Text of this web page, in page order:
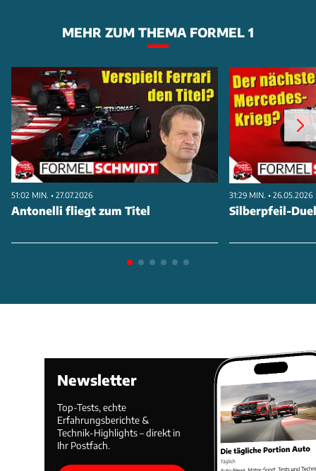
MEHR ZUM THEMA FORMEL 1
51:02 MIN. • 27.07.2026
Antonelli fliegt zum Titel
31:29 MIN. • 26.05.2026
Silberpfeil-
Newsletter
Top-Tests, echte
Erfahrungsberichte &
Technik-Highlights – direkt in
Ihr Postfach.